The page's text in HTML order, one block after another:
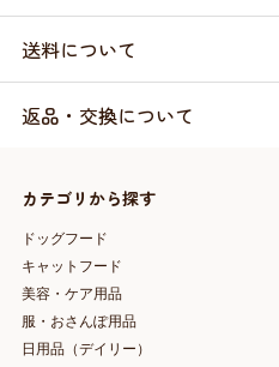
送料について
返品・交換について
カテゴリから探す
ドッグフード
キャットフード
美容・ケア用品
服・おさんぽ用品
日用品（デイリー）